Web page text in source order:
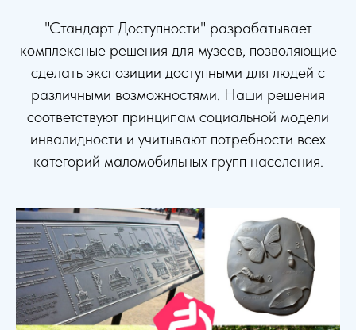
"Стандарт Доступности" разрабатывает
комплексные решения для музеев, позволяющие
сделать экспозиции доступными для людей с
различными возможностями. Наши решения
соответствуют принципам социальной модели
инвалидности и учитывают потребности всех
категорий маломобильных групп населения.